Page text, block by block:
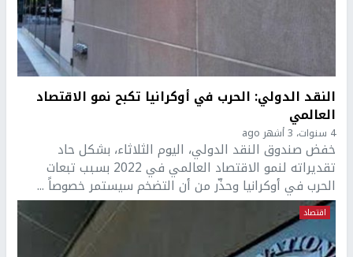
النقد الدولي: الحرب في أوكرانيا تكبح نمو الاقتصاد
العالمي
4 سنوات، 3 أشهر ago
خفض صندوق النقد الدولي، اليوم الثلاثاء، بشكل حاد
تقديراته لنمو الاقتصاد العالمي في 2022 بسبب تبعات
الحرب في أوكرانيا وحذّر من أن التضخم سيستمر خصوصاً ...
اقتصاد